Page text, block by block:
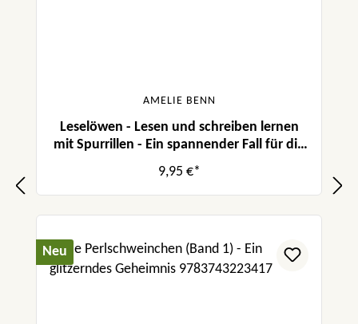
AMELIE BENN
Leselöwen - Lesen und schreiben lernen
mit Spurrillen - Ein spannender Fall für die
Polizei
9,95 €*
Neu